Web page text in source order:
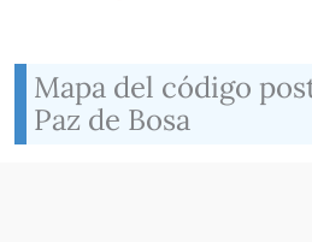
Mapa del código
Paz de Bosa